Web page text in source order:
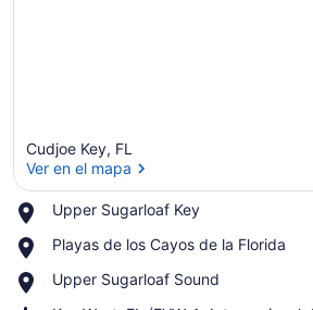
Cudjoe Key, FL
Ver en el mapa
Upper Sugarloaf Key
Place,
Sugarloaf
Playas de los Cayos de la Florida
Place,
de
Upper Sugarloaf Sound
Place,